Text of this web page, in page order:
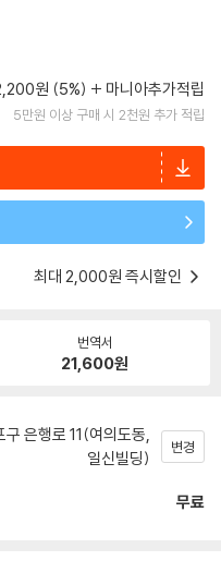
원 (5%) 마니아추가적립
5만원 이상 구매 시 2천원 추가 적립
최대 2,000원 즉시할인
번역서
21,600원
은행로 11(여의도동,
일신빌딩)
변경
무료